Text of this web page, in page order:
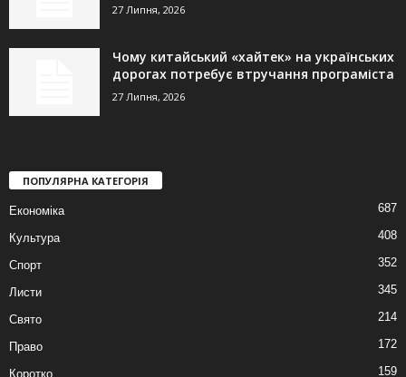
27 Липня, 2026
Чому китайський «хайтек» на українських
дорогах потребує втручання програміста
27 Липня, 2026
ПОПУЛЯРНА КАТЕГОРІЯ
Економіка 687
Культура 408
Спорт 352
Листи 345
Свято 214
Право 172
Коротко 159